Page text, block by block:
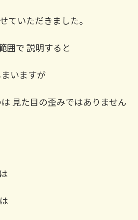
ていただきました。
囲で 説明すると
いますが
見た目の歪みではありません